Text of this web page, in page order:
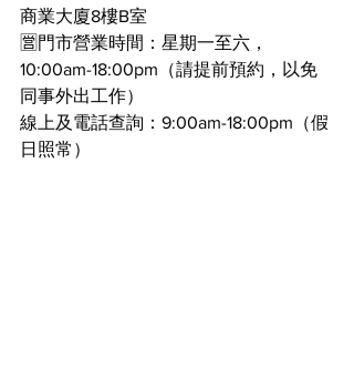
商業大廈8樓B室
🈺門市營業時間：星期一至六，
10:00am-18:00pm（請提前預約，以免
同事外出工作）
線上及電話查詢：9:00am-18:00pm（假
日照常）